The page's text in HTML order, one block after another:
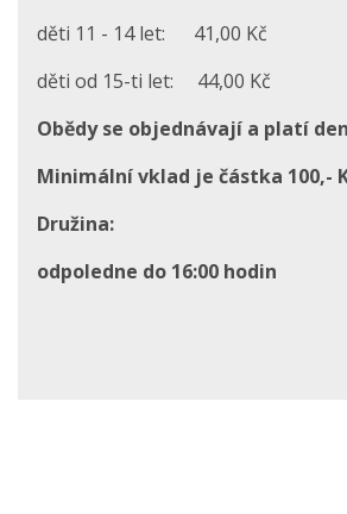
děti 11 - 14 let: 41,00 Kč
děti od 15-ti let: 44,00 Kč
Obědy se objednávají a platí
Minimální vklad je částka 100,-
Družina:
odpoledne do 16:00 hodin